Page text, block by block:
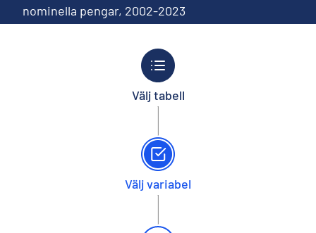
nominella pengar, 2002-2023
Välj tabell
Välj variabel